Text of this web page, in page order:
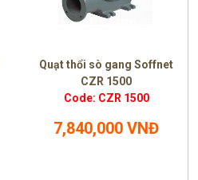
Quạt thổi sò gang Soffnet
CZR 1500
Code: CZR 1500
7,840,000 VNĐ